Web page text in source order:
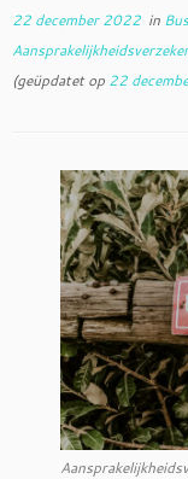
22 december 2022 in
(geüpdatet op 22